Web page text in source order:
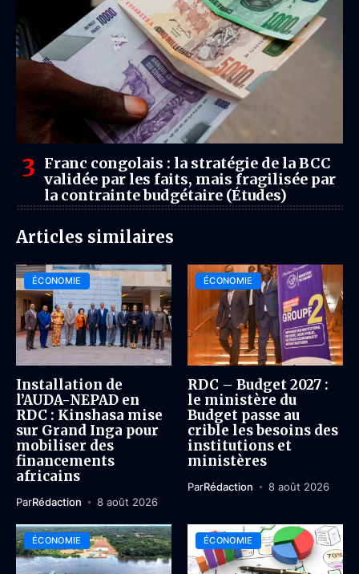
Franc congolais : la stratégie de la BCC
validée par les faits, mais fragilisée par
la contrainte budgétaire (Études)
Articles similaires
ÉCONOMIE
Installation de
l’AUDA-NEPAD en
RDC : Kinshasa mise
sur Grand Inga pour
mobiliser des
financements
africains
ParRédaction 8 août 2026
ÉCONOMIE
RDC – Budget 2027 :
le ministère du
Budget passe au
crible les besoins des
institutions et
ministères
ParRédaction 8 août 2026
ÉCONOMIE ÉCONOMIE